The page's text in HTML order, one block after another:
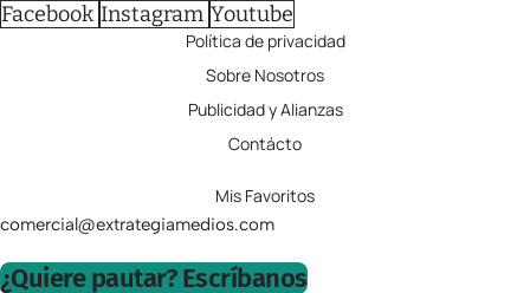
Facebook Instagram Youtube
Política de privacidad
Sobre Nosotros
Publicidad y Alianzas
Contácto
Mis Favoritos
comercial@extrategiamedios.com
¿Quiere pautar? Escríbanos